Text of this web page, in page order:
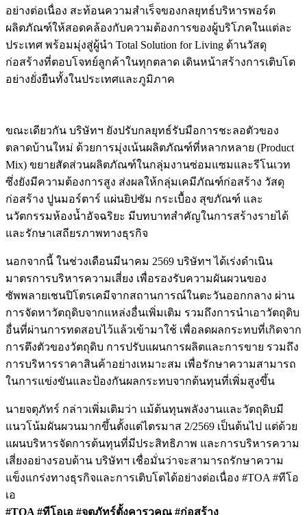
อย่างต่อเนื่อง สะท้อนความสำเร็จของกลยุทธ์บริหารพอร์ต
ผลิตภัณฑ์ให้สอดคล้องกับความต้องการของผู้บริโภคในแต่ละ
ประเทศ พร้อมมุ่งสู่ผู้นำ Total Solution for Living ด้านวัสดุ
ก่อสร้างที่ตอบโจทย์ลูกค้าในทุกตลาด เดินหน้าสร้างการเติบโต
อย่างยั่งยืนทั้งในประเทศและภูมิภาค
ขณะเดียวกัน บริษัทฯ ยังปรับกลยุทธ์รับมือการชะลอตัวของ
ตลาดบ้านใหม่ ด้วยการมุ่งเน้นผลิตภัณฑ์ที่หลากหลาย (Product
Mix) ขยายสัดส่วนผลิตภัณฑ์ในกลุ่มงานซ่อมแซมและรีโนเวท
ซึ่งยังมีความต้องการสูง ส่งผลให้กลุ่มเคมีภัณฑ์ก่อสร้าง วัสดุ
ก่อสร้าง ปูนมอร์ตาร์ แผ่นยิปซัม กระเบื้อง สุขภัณฑ์ และ
นวัตกรรมห้องน้ำอัจฉริยะ มีบทบาทสำคัญในการสร้างรายได้
และรักษาเสถียรภาพทางธุรกิจ
นอกจากนี้ ในช่วงเดือนมีนาคม 2569 บริษัทฯ ได้เร่งดำเนิน
มาตรการบริหารความเสี่ยง เพื่อรองรับความผันผวนของ
ซัพพลายเชนปิโตรเคมีจากสถานการณ์ในตะวันออกกลาง ผ่าน
การจัดหาวัตถุดิบจากแหล่งอื่นเพิ่มเติม รวมถึงการนำเอาวัตถุดิบ
อื่นที่ผ่านการทดสอบไว้แล้วเข้ามาใช้ เพื่อลดผลกระทบที่เกิดจาก
การตึงตัวของวัตถุดิบ การปรับแผนการผลิตและการขาย รวมถึง
การบริหารราคาสินค้าอย่างเหมาะสม เพื่อรักษาความสามารถ
ในการแข่งขันและป้องกันผลกระทบจากต้นทุนที่เพิ่มสูงขึ้น
นายจตุภัทร์ กล่าวเพิ่มเติมว่า แม้ต้นทุนพลังงานและวัตถุดิบมี
แนวโน้มผันผวนมากขึ้นตั้งแต่ไตรมาส 2/2569 เป็นต้นไป แต่ด้วย
แผนบริหารจัดการต้นทุนที่มีประสิทธิภาพ และการบริหารความ
เสี่ยงอย่างรอบด้าน บริษัทฯ เชื่อมั่นว่าจะสามารถรักษาความ
แข็งแกร่งทางธุรกิจและการเติบโตได้อย่างต่อเนื่อง #TOA #ทีโอ
เอ
#TOA #ทีโอเอ #จตุภัทร์ตั้งคารวคุณ #ก่อสร้าง